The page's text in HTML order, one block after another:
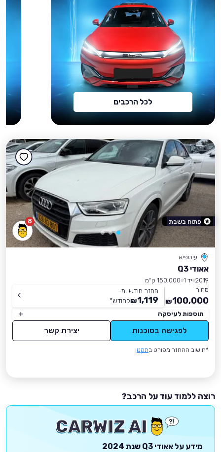
לכל הרכבים
8
עיספיא
אאודי Q3
2019 יד 1
150,000 ק״מ
מחיר
100,000
₪
החזר חודשי מ-
1,119
₪לחודש*
תוספות לעיסקה
לפגישה בסוכנות יצירת קשר
*חישוב ההחזר מפורט בתקנון
פתוח בשבת
רוצה ללמוד עוד על הרכב?
מידע על אאודי Q3 שנת 2024